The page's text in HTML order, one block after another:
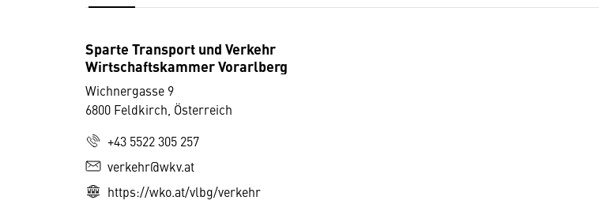
Sparte Transport und Verkehr
Wirtschaftskammer Vorarlberg
Wichnergasse 9
6800 Feldkirch, Österreich
+43 5522 305 257
verkehr@wkv.at
https://wko.at/vlbg/verkehr